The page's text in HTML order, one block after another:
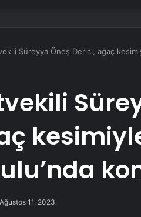
Süreyya Öneş Derici, ağaç
Ağustos 11, 2023